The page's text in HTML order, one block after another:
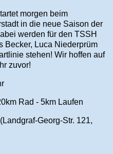
morgen beim
in die neue Saison der
werden für den TSSH
Becker, Luca Niederprüm
stehen! Wir hoffen auf
zuvor!
Rad - 5km Laufen
Georg-Str. 121,